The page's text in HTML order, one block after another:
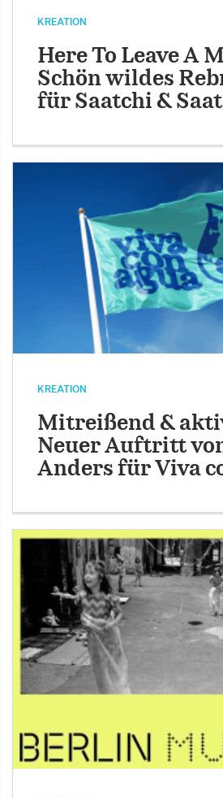
KREATION
Here To Leave A
Schön wildes
für Saatchi &
KREATION
Mitreißend &
Neuer Auftritt
Anders für Viva